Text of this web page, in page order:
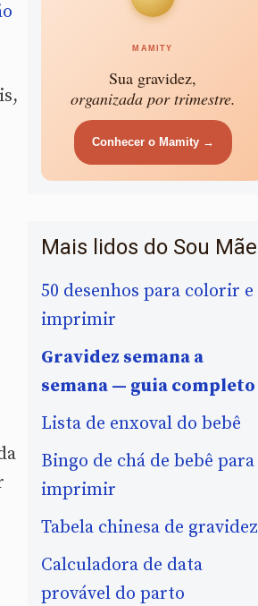
MAMITY
Sua gravidez,
organizada por trimestre.
Conhecer o Mamity →
Mais lidos do Sou Mãe
50 desenhos para colorir e
imprimir
Gravidez semana a
semana — guia completo
Lista de enxoval do bebê
Bingo de chá de bebê para
imprimir
Tabela chinesa de gravidez
Calculadora de data
provável do parto